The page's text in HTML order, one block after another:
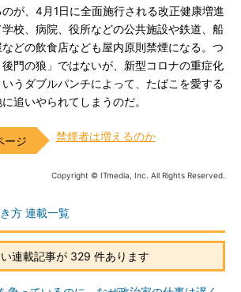
が、4月1日に全面施行される改正健康増進
校、病院、役所などの公共施設や鉄道、船
どの飲食店なども屋内原則禁煙になる。つ
門の狼」ではないが、新型コロナの重症化
うダブルパンチによって、たばこを愛する
追いやられてしまうのだ。
禁煙者は増えるのか
Copyright © ITmedia, Inc. All Rights Reserved.
方 連載一覧
連載記事が 329 件あります